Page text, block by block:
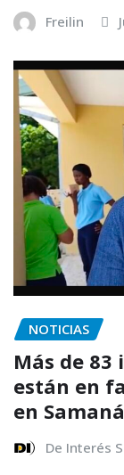
Freilin
NOTICIAS
Más de
están en
en Samaná
De Interés